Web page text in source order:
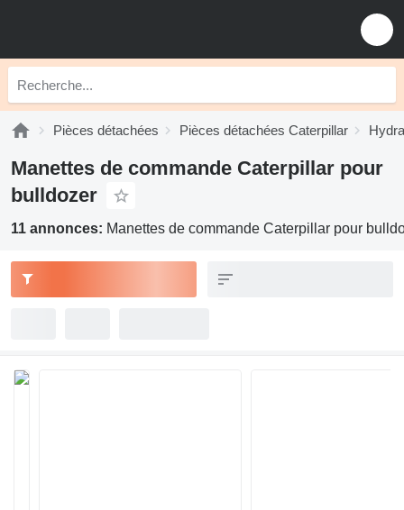
Pièces détachées Pièces détachées Caterpillar
Manettes de commande Caterpillar pour
bulldozer
11 annonces: Manettes de commande Caterpillar pour